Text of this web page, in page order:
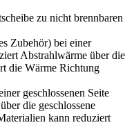
zu nicht brennbaren
Zubehör) bei einer
Abstrahlwärme über die
die Wärme Richtung
geschlossenen Seite
die geschlossene
kann reduziert